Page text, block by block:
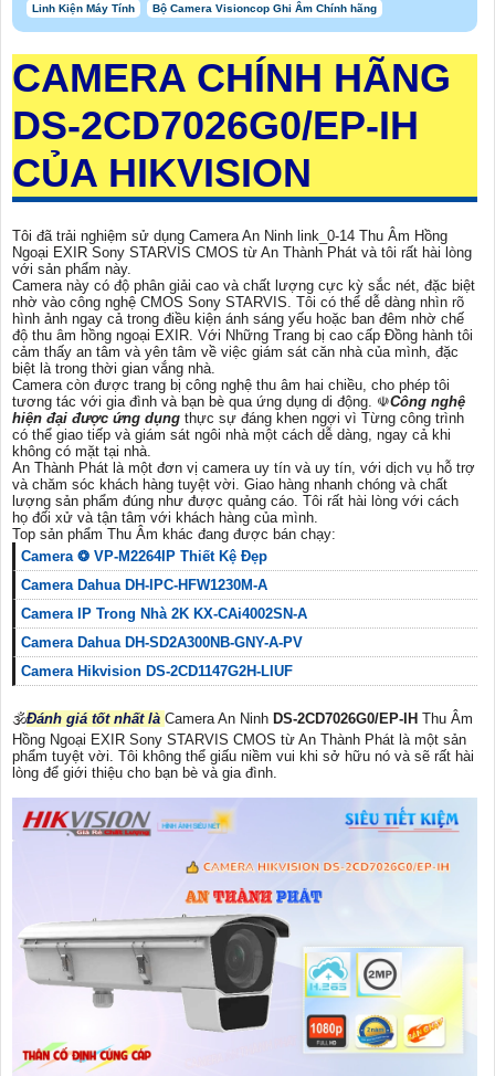
Linh Kiện Máy Tính Bộ Camera Visioncop Ghi Âm Chính hãng
CAMERA CHÍNH HÃNG
DS-2CD7026G0/EP-IH
CỦA HIKVISION
Tôi đã trải nghiệm sử dụng Camera An Ninh link_0-14 Thu Âm Hồng
Ngoại EXIR Sony STARVIS CMOS từ An Thành Phát và tôi rất hài lòng
với sản phẩm này.
Camera này có độ phân giải cao và chất lượng cực kỳ sắc nét, đặc biệt
nhờ vào công nghệ CMOS Sony STARVIS. Tôi có thể dễ dàng nhìn rõ
hình ảnh ngay cả trong điều kiện ánh sáng yếu hoặc ban đêm nhờ chế
độ thu âm hồng ngoại EXIR. Với Những Trang bị cao cấp Đồng hành tôi
cảm thấy an tâm và yên tâm về việc giám sát căn nhà của mình, đặc
biệt là trong thời gian vắng nhà.
Camera còn được trang bị công nghệ thu âm hai chiều, cho phép tôi
tương tác với gia đình và bạn bè qua ứng dụng di động. ☫Công nghệ
hiện đại được ứng dụng thực sự đáng khen ngợi vì Từng công trình
có thể giao tiếp và giám sát ngôi nhà một cách dễ dàng, ngay cả khi
không có mặt tại nhà.
An Thành Phát là một đơn vị camera uy tín và uy tín, với dịch vụ hỗ trợ
và chăm sóc khách hàng tuyệt vời. Giao hàng nhanh chóng và chất
lượng sản phẩm đúng như được quảng cáo. Tôi rất hài lòng với cách
họ đối xử và tận tâm với khách hàng của mình.
Top sản phẩm Thu Âm khác đang được bán chạy:
Camera ❂ VP-M2264IP Thiết Kệ Đẹp
Camera Dahua DH-IPC-HFW1230M-A
Camera IP Trong Nhà 2K KX-CAi4002SN-A
Camera Dahua DH-SD2A300NB-GNY-A-PV
Camera Hikvision DS-2CD1147G2H-LIUF
🕉️Đánh giá tốt nhất là Camera An Ninh DS-2CD7026G0/EP-IH Thu Âm
Hồng Ngoại EXIR Sony STARVIS CMOS từ An Thành Phát là một sản
phẩm tuyệt vời. Tôi không thể giấu niềm vui khi sở hữu nó và sẽ rất hài
lòng để giới thiệu cho bạn bè và gia đình.